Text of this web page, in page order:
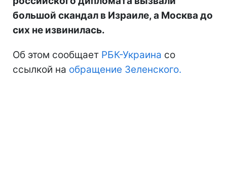
большой скандал в Израиле, а Москва до
сих не извинилась.
Об этом сообщает РБК-Украина со
ссылкой на обращение Зеленского.